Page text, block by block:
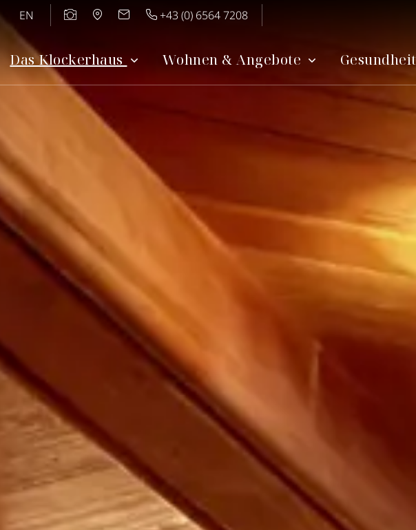
EN +43 (0) 6564 7208
Das Klockerhaus Wohnen & Angebote